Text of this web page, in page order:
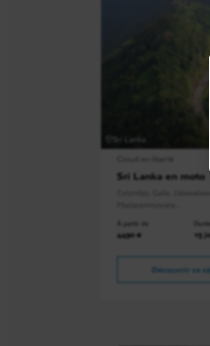
Sri Lanka
Sri Lanka en moto
À partir de
4490 €
Durée
15
Découvrir ce